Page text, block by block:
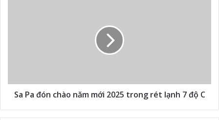
Sa Pa đón chào năm mới 2025 trong rét lạnh 7 độ C